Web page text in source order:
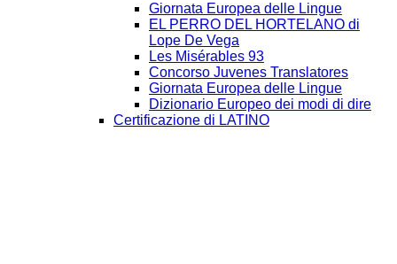
Giornata Europea delle Lingue
EL PERRO DEL HORTELANO di
Lope De Vega
Les Misérables 93
Concorso Juvenes Translatores
Giornata Europea delle Lingue
Dizionario Europeo dei modi di dire
Certificazione di LATINO